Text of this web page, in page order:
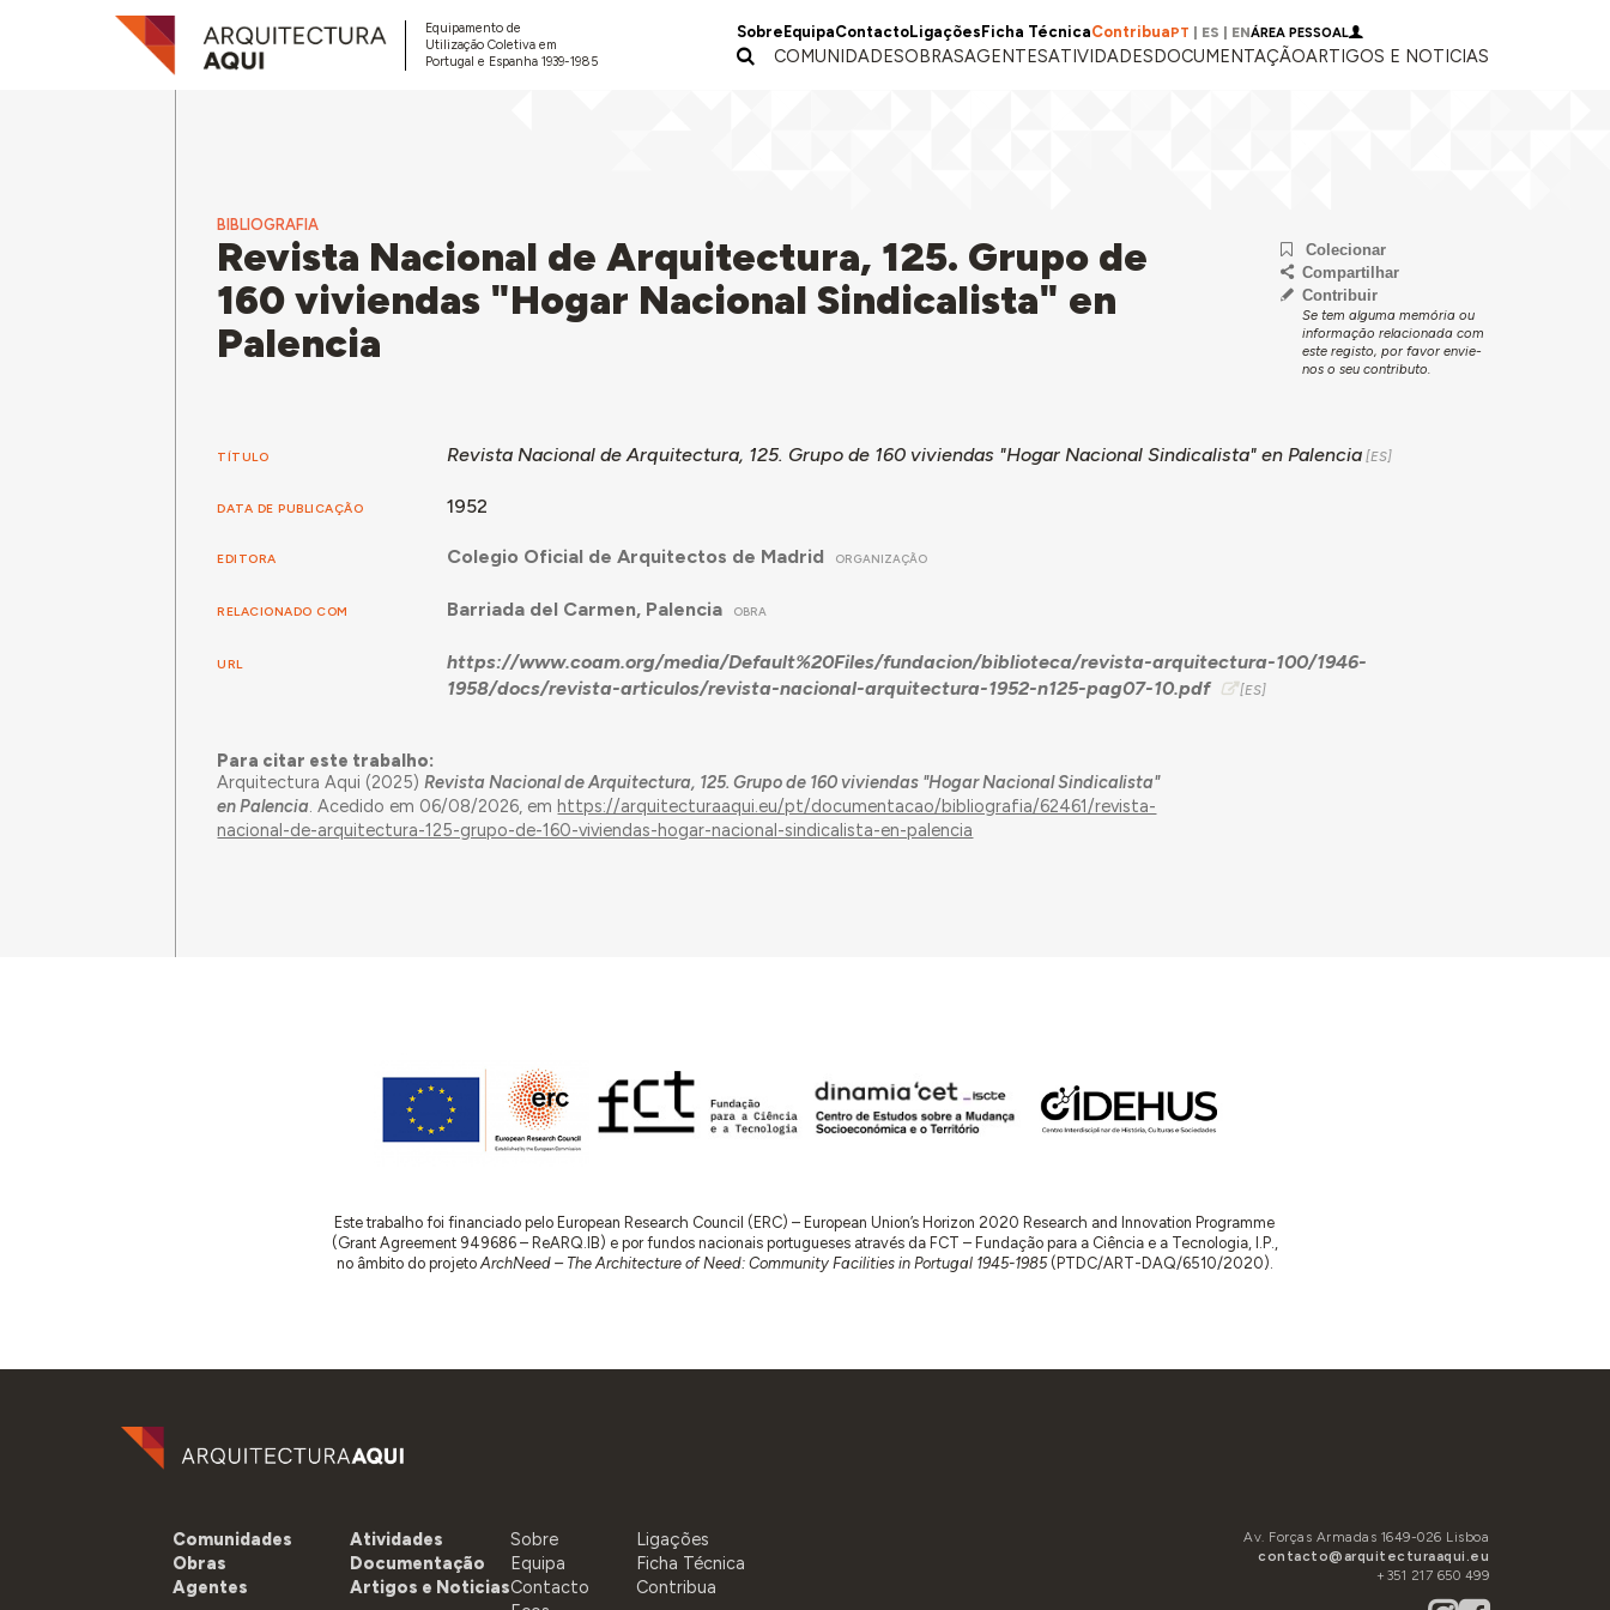
Equipamento de
Utilização Coletiva em
Portugal e Espanha 1939-1985
Sobre EquipaContactoLigações Ficha TécnicaContribuaPT ES ENÁREA PESSOAL
COMUNIDADESOBRASAGENTESATIVIDADESDOCUMENTAÇÃOARTIGOS E NOTICIAS
BIBLIOGRAFIA
Revista Nacional de Arquitectura, 125. Grupo de
160 viviendas "Hogar Nacional Sindicalista" en
Palencia
Colecionar
Compartilhar
Contribuir
Se tem alguma memória ou
informação relacionada com
este registo, por favor envie-
nos o seu contributo.
TÍTULO Revista Nacional de Arquitectura, 125. Grupo de 160 viviendas "Hogar Nacional Sindicalista" en Palencia
DATA DE PUBLICAÇÃO 1952
EDITORA Colegio Oficial de Arquitectos de Madrid ORGANIZAÇÃO
RELACIONADO COM Barriada del Carmen, Palencia OBRA
URL
https://www.coam.org/media/Default%20Files/fundacion/biblioteca/revista-arquitectura-100/1946-
1958/docs/revista-articulos/revista-nacional-arquitectura-1952-n125-pag07-10.pdf
Para citar este trabalho:
Arquitectura Aqui (2025)Revista Nacional de Arquitectura, 125. Grupo de 160 viviendas "Hogar Nacional Sindicalista"
en Palencia. Acedido em 06/08/2026, emhttps://arquitecturaaqui.eu/pt/documentacao/bibliografia/62461/revista-
nacional-de-arquitectura-125-grupo-de-160-viviendas-hogar-nacional-sindicalista-en-palencia
Este trabalho foi financiado pelo European Research Council (ERC) – European Union’s Horizon 2020 Research and Innovation Programme
(Grant Agreement 949686 – ReARQ.IB) e por fundos nacionais portugueses através da FCT – Fundação para a Ciência e a Tecnologia, I.P.,
no âmbito do projetoArchNeed – The Architecture of Need: Community Facilities in Portugal 1945-1985(PTDC/ART-DAQ/6510/2020).
Comunidades
Obras
Agentes
Atividades
Documentação
Artigos e Noticias
Sobre
Equipa
Contacto
Ligações
Ficha Técnica
Contribua
Av. Forças Armadas 1649-026 Lisboa
contacto@arquitecturaaqui.eu
+351 217 650 499